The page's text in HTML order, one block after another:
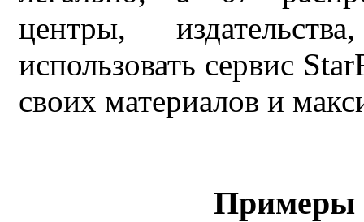
центры,
использовать сервис
своих материалов и
Примеры